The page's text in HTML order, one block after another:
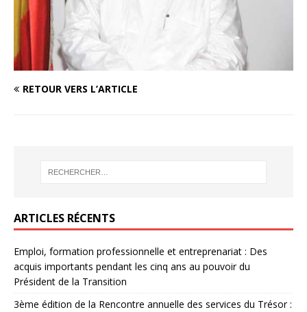
RETOUR VERS L’ARTICLE
ARTICLES RÉCENTS
Emploi, formation professionnelle et entreprenariat : Des
acquis importants pendant les cinq ans au pouvoir du
Président de la Transition
3ème édition de la Rencontre annuelle des services du Trésor :